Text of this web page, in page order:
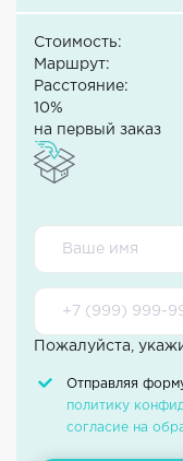
Стоимость:
Маршрут:
Расстояние:
10%
на первый заказ
Пожалуйста,
Отправляя
политику
согласие на